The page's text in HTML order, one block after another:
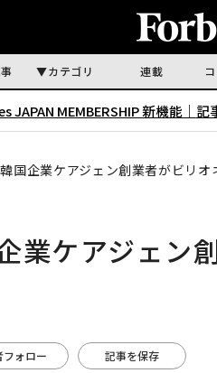
カテゴリ 連載
JAPAN MEMBERSHIP 新機能｜ 記
国企業ケアジェン創業者がビリオ
業ケアジェン
フォロー 記事を保存